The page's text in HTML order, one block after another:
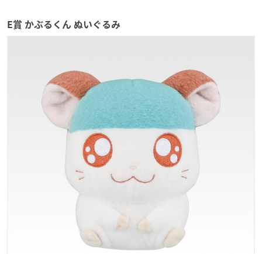
E賞 かぶるくん ぬいぐるみ